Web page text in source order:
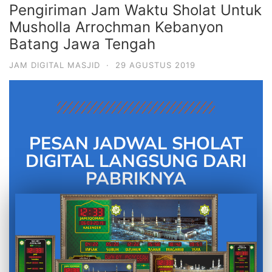
Pengiriman Jam Waktu Sholat Untuk
Musholla Arrochman Kebanyon
Batang Jawa Tengah
JAM DIGITAL MASJID · 29 AGUSTUS 2019
PESAN JADWAL SHOLAT
DIGITAL LANGSUNG DARI
PABRIKNYA